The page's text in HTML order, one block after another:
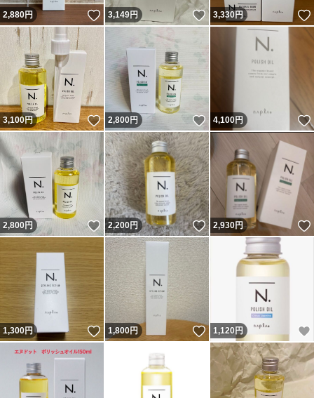
2,880円 いいね！
3,149円 いいね！
3,330円
3,100円 いいね！
2,800円 いいね！
4,100円
2,800円 いいね！
2,200円 いいね！
2,930円
1,300円 いいね！
1,800円 いいね！
1,120 円